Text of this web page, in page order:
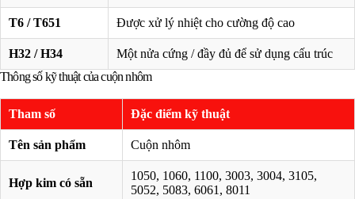
T6 / T651 Được xử lý nhiệt cho cường độ cao
H32 / H34
Một nửa cứng / đầy đủ để sử dụng cấu trúc
Thông số kỹ thuật của cuộn nhôm
Tham số Đặc điểm kỹ thuật
Tên sản phẩm Cuộn nhôm
Hợp kim có sẵn
1050, 1060, 1100, 3003, 3004, 3105,
5052, 5083, 6061, 8011